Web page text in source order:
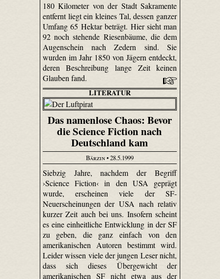
180 Kilometer von der Stadt Sakramente
entfernt liegt ein kleines Tal, dessen ganzer
Umfang 65 Hektar beträgt. Hier sieht man
92 noch stehende Riesenbäume, die dem
Augenschein nach Zedern sind. Sie
wurden im Jahr 1850 von Jägern entdeckt,
deren Beschreibung lange Zeit keinen
Glauben fand.
LITERATUR
Das namenlose Chaos: Bevor
die Science Fiction nach
Deutschland kam
Bärzin• 28.5.1999
Siebzig Jahre, nachdem der Begriff
›Science Fiction‹ in den USA geprägt
wurde, erscheinen viele der SF-
Neuerscheinungen der USA nach relativ
kurzer Zeit auch bei uns. Insofern scheint
es eine einheitliche Entwicklung in der SF
zu geben, die ganz einfach von den
amerikanischen Autoren bestimmt wird.
Leider wissen viele der jungen Leser nicht,
dass sich dieses Übergewicht der
amerikanischen SF nicht etwa aus der